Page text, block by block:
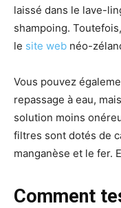
laissé dans le lave-
shampoing.
le site web néo-
Vous pouvez
repassage à eau,
solution moins
filtres sont dotés de
manganèse et le fer.
Comment